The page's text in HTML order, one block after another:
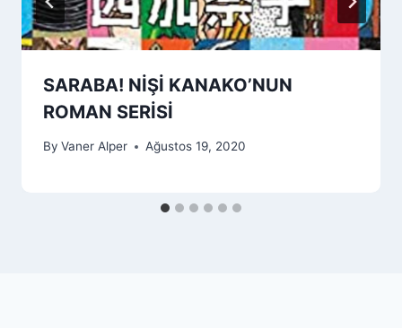
SARABA! NIŞI KANAKO’NUN
ROMAN SERISI
By Vaner Alper Ağustos 19, 2020